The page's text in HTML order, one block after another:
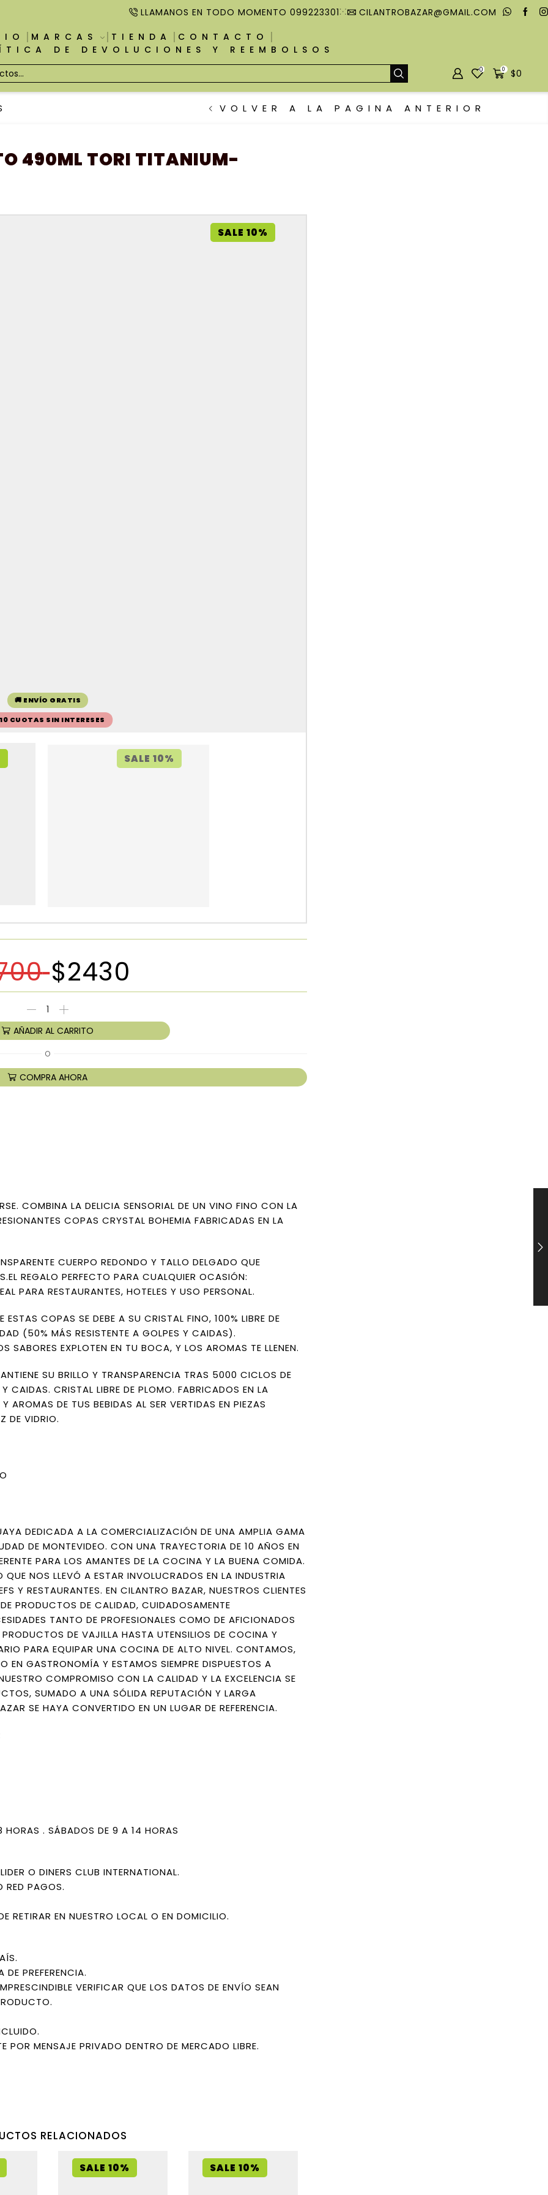
LLAMANOS EN TODO MOMENTO 099223301
CILANTROBAZAR@GMAIL.COM
MARCAS TIENDA
CONTACTO
DE DEVOLUCIONES Y REEMBOLSOS
0 0 $0
VOLVER A LA PAGINA ANTERIOR
490ML TORI TITANIUM-
SALE 10%
🚚 ENVÍO GRATIS
CUOTAS SIN INTERESES
SALE 10%
$2430
AÑADIR AL CARRITO
O
COMPRA AHORA
COMBINA LA DELICIA SENSORIAL DE UN VINO FINO CON LA
COPAS CRYSTAL BOHEMIA FABRICADAS EN LA
CUERPO REDONDO Y TALLO DELGADO QUE
REGALO PERFECTO PARA CUALQUIER OCASIÓN:
PARA RESTAURANTES, HOTELES Y USO PERSONAL.
ESTAS COPAS SE DEBE A SU CRISTAL FINO, 100% LIBRE DE
(50% MÁS RESISTENTE A GOLPES Y CAIDAS).
SABORES EXPLOTEN EN TU BOCA, Y LOS AROMAS TE LLENEN.
SU BRILLO Y TRANSPARENCIA TRAS 5000 CICLOS DE
CAIDAS. CRISTAL LIBRE DE PLOMO. FABRICADOS EN LA
AROMAS DE TUS BEBIDAS AL SER VERTIDAS EN PIEZAS
DE VIDRIO.
DEDICADA A LA COMERCIALIZACIÓN DE UNA AMPLIA GAMA
DE MONTEVIDEO. CON UNA TRAYECTORIA DE 10 AÑOS EN
PARA LOS AMANTES DE LA COCINA Y LA BUENA COMIDA.
NOS LLEVÓ A ESTAR INVOLUCRADOS EN LA INDUSTRIA
Y RESTAURANTES. EN CILANTRO BAZAR, NUESTROS CLIENTES
PRODUCTOS DE CALIDAD, CUIDADOSAMENTE
TANTO DE PROFESIONALES COMO DE AFICIONADOS
DE VAJILLA HASTA UTENSILIOS DE COCINA Y
PARA EQUIPAR UNA COCINA DE ALTO NIVEL. CONTAMOS,
EN GASTRONOMÍA Y ESTAMOS SIEMPRE DISPUESTOS A
COMPROMISO CON LA CALIDAD Y LA EXCELENCIA SE
SUMADO A UNA SÓLIDA REPUTACIÓN Y LARGA
SE HAYA CONVERTIDO EN UN LUGAR DE REFERENCIA.
HORAS . SÁBADOS DE 9 A 14 HORAS
O DINERS CLUB INTERNATIONAL.
RED PAGOS.
RETIRAR EN NUESTRO LOCAL O EN DOMICILIO.
PREFERENCIA.
VERIFICAR QUE LOS DATOS DE ENVÍO SEAN
POR MENSAJE PRIVADO DENTRO DE MERCADO LIBRE.
RELACIONADOS
SALE 10% SALE 10%